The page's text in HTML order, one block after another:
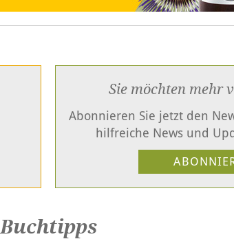
Sie möchten mehr
Abonnieren Sie jetzt den
hilfreiche News und
Buchtipps